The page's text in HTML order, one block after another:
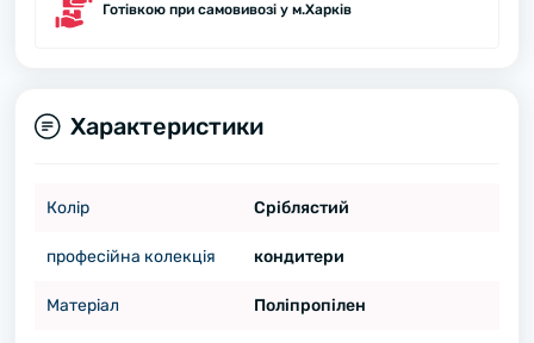
Готівкою при самовивозі у м.Харків
Характеристики
Колір Сріблястий
професійна колекція кондитери
Матеріал Поліпропілен